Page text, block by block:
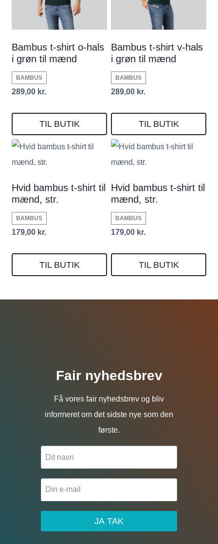
Bambus t-shirt o-hals
i grøn til mænd
BAMBUS
289,00 kr.
TIL BUTIK
Bambus t-shirt v-hals
i grøn til mænd
BAMBUS
289,00 kr.
TIL BUTIK
Hvid bambus t-shirt til
mænd, str.
BAMBUS
179,00 kr.
TIL BUTIK
Hvid bambus t-shirt til
mænd, str.
BAMBUS
179,00 kr.
TIL BUTIK
Fair nyhedsbrev
Få vores fair nyhedsbrev og bliv
informeret om det sidste nye som den
første.
JA TAK